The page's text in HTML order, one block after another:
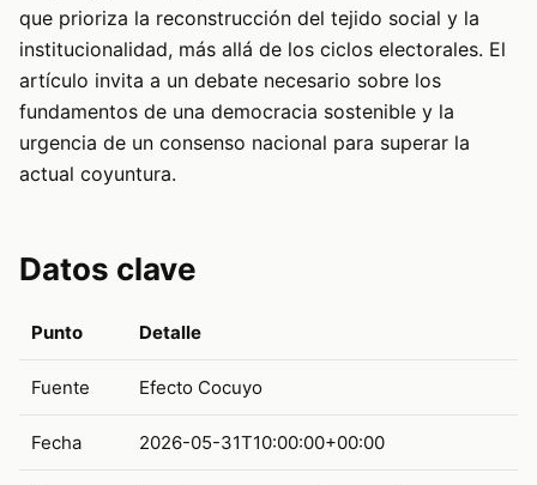
que prioriza la reconstrucción del tejido social y la
institucionalidad, más allá de los ciclos electorales. El
artículo invita a un debate necesario sobre los
fundamentos de una democracia sostenible y la
urgencia de un consenso nacional para superar la
actual coyuntura.
Datos clave
Punto Detalle
Fuente Efecto Cocuyo
Fecha 2026-05-31T10:00:00+00:00